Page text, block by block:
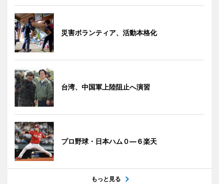
災害ボランティア、活動本格化
台湾、中国軍上陸阻止へ演習
プロ野球・日本ハム０―６楽天
もっと見る